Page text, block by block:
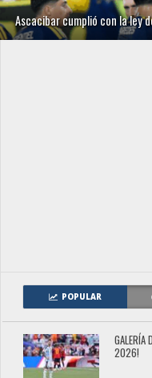
Ascacibar cumplió con la ley
POPULAR
2026!